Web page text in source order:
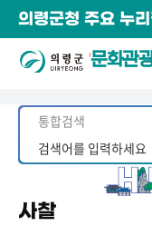
의령군청 주요 누
문화관
사찰